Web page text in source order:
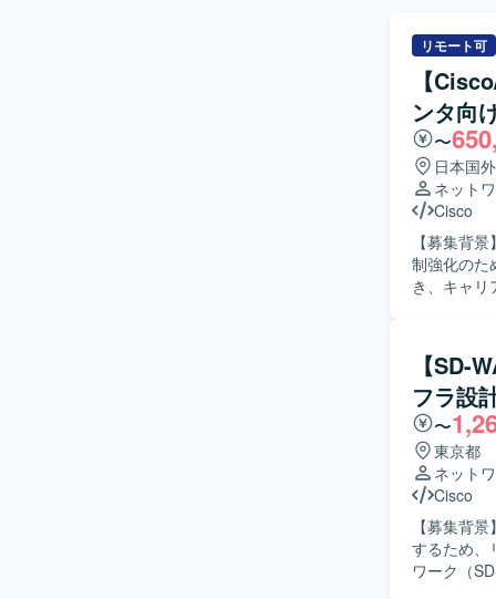
リモート可
【
ンタ向
〜
日本国外
ネット
Cisco
【募集背
制強化のため
き、キャ
タにおけ
める人物
向きに取
コミュニケーシ
ア系デー
を積むこ
た高度な
ップしながら参画いただけま
Cisco ACI
【SD-
フラ設
〜
東京都
ネット
Cisco
【募集背
するため、リード
ワーク（